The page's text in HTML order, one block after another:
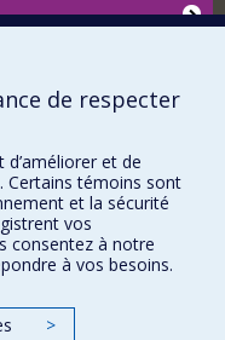
de respecter
et de
Certains témoins sont
et la sécurité
vos
consentez à notre
à vos besoins.
>